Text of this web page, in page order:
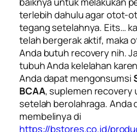
terlebih dahulu agar otot-
tegang setelahnya. Eits…
telah bergerak aktif, maka
Anda butuh recovery nih.
tubuh Anda kelelahan
Anda dapat mengonsumsi
BCAA, suplemen recovery
setelah berolahraga. Anda
membelinya di
https://bstores.co.id/